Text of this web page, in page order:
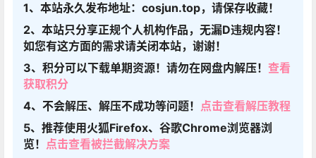
1、本站永久发布地址：cosjun.top，请保存收藏！
2、本站只分享正规个人机构作品，无漏D违规内容！
如您有这方面的需求请关闭本站，谢谢！
3、积分可以下载单期资源！请勿在网盘内解压！ 查看
获取积分
4、不会解压、解压不成功等问题！ 点击查看解压教程
5、推荐使用火狐Firefox、谷歌Chrome浏览器浏
览！ 点击查看被拦截解决方案